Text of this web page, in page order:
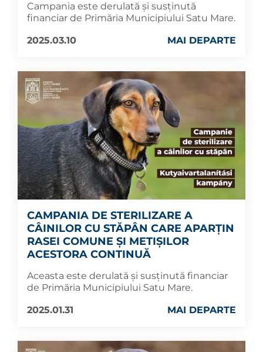
Campania este derulată și susținută
financiar de Primăria Municipiului Satu Mare.
2025.03.10
MAI DEPARTE
CAMPANIA DE STERILIZARE A
CÂINILOR CU STĂPÂN CARE APARȚIN
RASEI COMUNE ȘI METIȘILOR
ACESTORA CONTINUĂ
Aceasta este derulată și susținută financiar
de Primăria Municipiului Satu Mare.
2025.01.31
MAI DEPARTE